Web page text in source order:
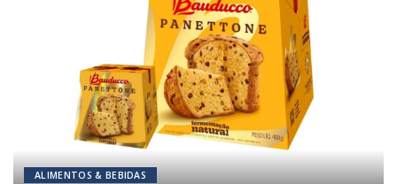
ALIMENTOS & BEBIDAS